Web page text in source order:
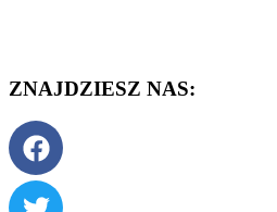
ZNAJDZIESZ NAS: